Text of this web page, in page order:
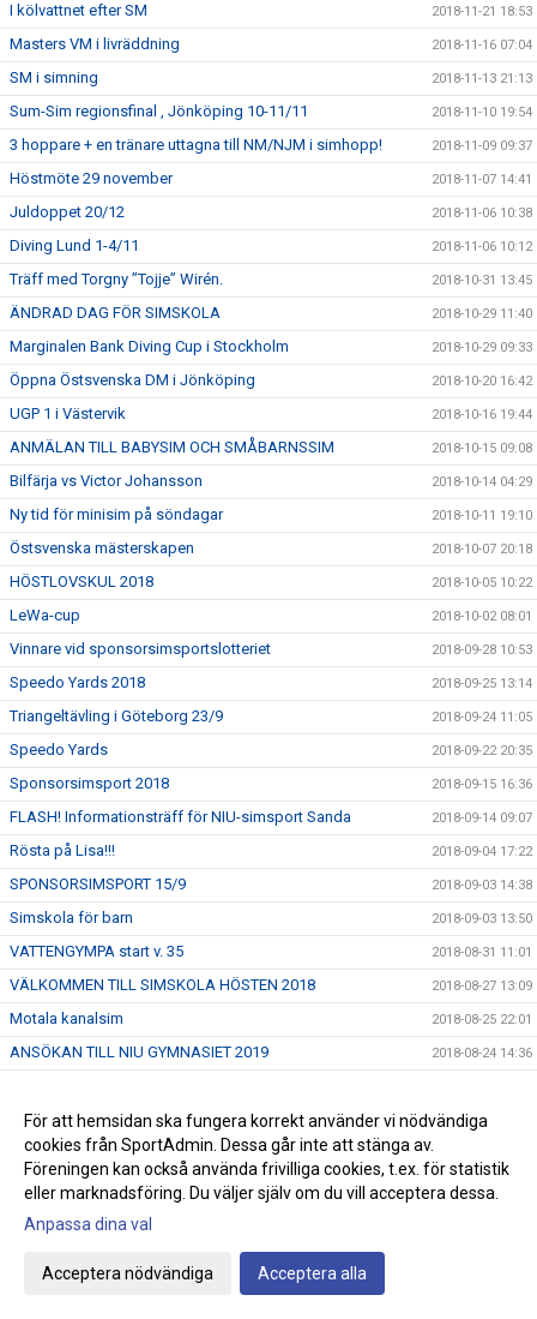
I kölvattnet efter SM 2018-11-21 18:53
Masters VM i livräddning 2018-11-16 07:04
SM i simning 2018-11-13 21:13
Sum-Sim regionsfinal , Jönköping 10-11/11 2018-11-10 19:54
3 hoppare + en tränare uttagna till NM/NJM i simhopp! 2018-11-09 09:37
Höstmöte 29 november 2018-11-07 14:41
Juldoppet 20/12 2018-11-06 10:38
Diving Lund 1-4/11 2018-11-06 10:12
Träff med Torgny ”Tojje” Wirén. 2018-10-31 13:45
ÄNDRAD DAG FÖR SIMSKOLA 2018-10-29 11:40
Marginalen Bank Diving Cup i Stockholm 2018-10-29 09:33
Öppna Östsvenska DM i Jönköping 2018-10-20 16:42
UGP 1 i Västervik 2018-10-16 19:44
ANMÄLAN TILL BABYSIM OCH SMÅBARNSSIM 2018-10-15 09:08
Bilfärja vs Victor Johansson 2018-10-14 04:29
Ny tid för minisim på söndagar 2018-10-11 19:10
Östsvenska mästerskapen 2018-10-07 20:18
HÖSTLOVSKUL 2018 2018-10-05 10:22
LeWa-cup 2018-10-02 08:01
Vinnare vid sponsorsimsportslotteriet 2018-09-28 10:53
Speedo Yards 2018 2018-09-25 13:14
Triangeltävling i Göteborg 23/9 2018-09-24 11:05
Speedo Yards 2018-09-22 20:35
Sponsorsimsport 2018 2018-09-15 16:36
FLASH! Informationsträff för NIU-simsport Sanda 2018-09-14 09:07
Rösta på Lisa!!! 2018-09-04 17:22
SPONSORSIMSPORT 15/9 2018-09-03 14:38
Simskola för barn 2018-09-03 13:50
VATTENGYMPA start v. 35 2018-08-31 11:01
VÄLKOMMEN TILL SIMSKOLA HÖSTEN 2018 2018-08-27 13:09
Motala kanalsim 2018-08-25 22:01
ANSÖKAN TILL NIU GYMNASIET 2019 2018-08-24 14:36
USM/JSM/SM öppet vatten 2018-08-19 15:55
Nya grupper av Babysim, Start 3/9 2018-08-13 10:55
Livräddningsläger på Gotland 2018-08-08 14:30
EM i simhopp 6 - 12/8 i Edinburgh/Scotland
Junior - VM i simhopp 22 - 29/7 i Kiev
För att hemsidan ska fungera korrekt använder vi nödvändiga
cookies från SportAdmin. Dessa går inte att stänga av.
Föreningen kan också använda frivilliga cookies, t.ex. för statistik
eller marknadsföring. Du väljer själv om du vill acceptera dessa.
Anpassa dina val
Acceptera nödvändiga Acceptera alla